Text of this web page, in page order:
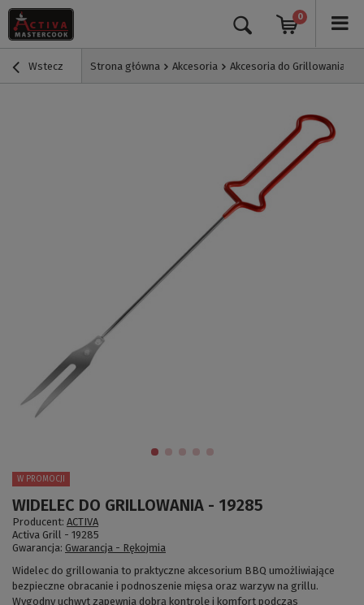
0
Wstecz Strona główna Akcesoria Akcesoria do Grillowania
WIDELEC DO GRILLOWANIA - 19285
W PROMOCJI
Producent: ACTIVA
Activa Grill - 19285
Gwarancja: Gwarancja - Rękojmia
Widelec do grillowania to praktyczne akcesorium BBQ umożliwiające
bezpieczne obracanie i podnoszenie mięsa oraz warzyw na grillu.
Wygodny uchwyt zapewnia dobrą kontrolę i komfort podczas